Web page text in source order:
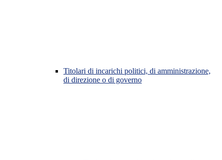
Titolari di incarichi politici, di amministrazione,
di direzione o di governo